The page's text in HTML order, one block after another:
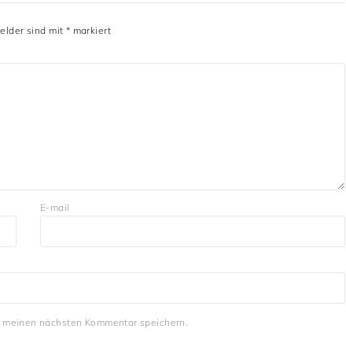
sind mit * markiert
E-mail
nächsten Kommentar speichern.